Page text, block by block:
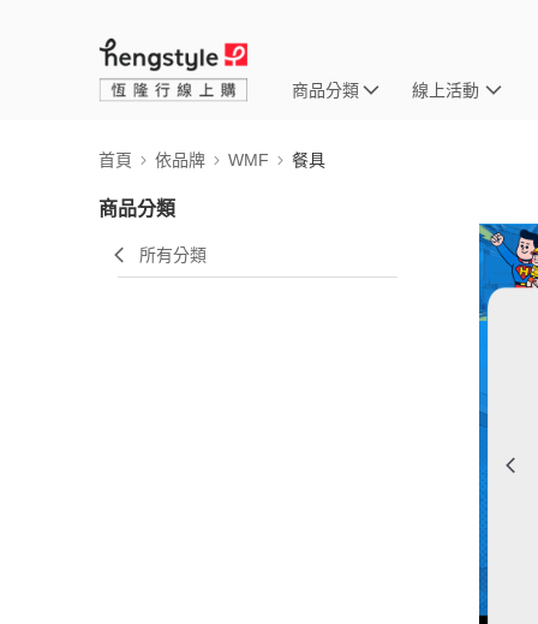
商品分類 線上活動
首頁 依品牌 WMF 餐具
商品分類
所有分類